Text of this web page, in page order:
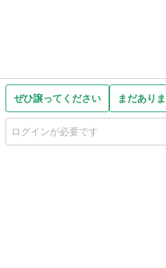
ぜひ譲ってください まだあり